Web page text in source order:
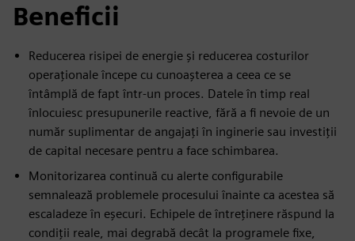
Beneficii
Reducerea risipei de energie și reducerea costurilor
operaționale începe cu cunoașterea a ceea ce se
întâmplă de fapt într-un proces. Datele în timp real
înlocuiesc presupunerile reactive, fără a fi nevoie de un
număr suplimentar de angajați în inginerie sau investiții
de capital necesare pentru a face schimbarea.
Monitorizarea continuă cu alerte configurabile
semnalează problemele procesului înainte ca acestea să
escaladeze în eșecuri. Echipele de întreținere răspund la
condiții reale, mai degrabă decât la programele fixe,